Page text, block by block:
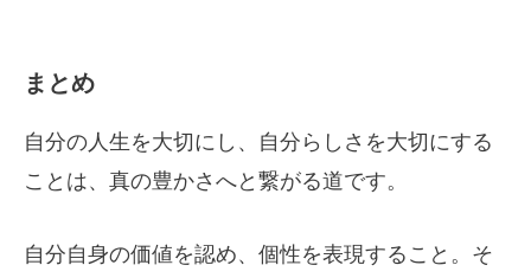
まとめ
自分の人生を大切にし、自分らしさを大切にする
ことは、真の豊かさへと繋がる道です。
自分自身の価値を認め、個性を表現すること。そ